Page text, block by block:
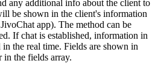
any additional info about the client to
be shown in the client's information
app). The method can be
If chat is established, information in
the real time. Fields are shown in
in the fields array.